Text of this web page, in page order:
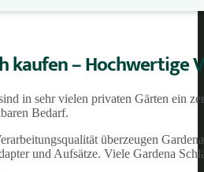
kaufen –
in sehr vielen privaten Gärten ein
Bedarf.
überzeugen
und Aufsätze. Viele Gardena